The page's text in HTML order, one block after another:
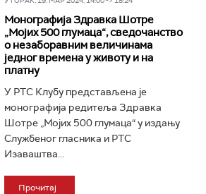
Монографија Здравка Шотре
„Мојих 500 глумаца“, сведочанство
о незаборавним величинама
једног времена у животу и на
платну
У РТС Клубу представљена је
монографија редитеља Здравка
Шотре „Мојих 500 глумаца“ у издању
Службеног гласника и РТС
Изаваштва...
Прочитај